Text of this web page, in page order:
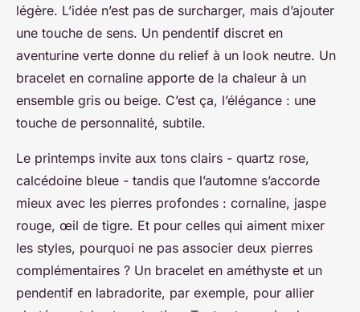
légère. L’idée n’est pas de surcharger, mais d’ajouter
une touche de sens. Un pendentif discret en
aventurine verte donne du relief à un look neutre. Un
bracelet en cornaline apporte de la chaleur à un
ensemble gris ou beige. C’est ça, l’élégance : une
touche de personnalité, subtile.
Le printemps invite aux tons clairs - quartz rose,
calcédoine bleue - tandis que l’automne s’accorde
mieux avec les pierres profondes : cornaline, jaspe
rouge, œil de tigre. Et pour celles qui aiment mixer
les styles, pourquoi ne pas associer deux pierres
complémentaires ? Un bracelet en améthyste et un
pendentif en labradorite, par exemple, pour allier